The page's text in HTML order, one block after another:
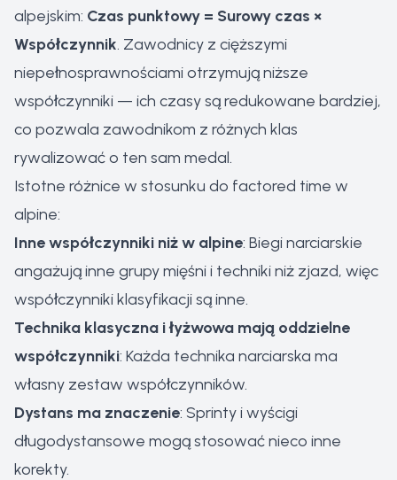
alpejskim: Czas punktowy = Surowy czas ×
Współczynnik. Zawodnicy z cięższymi
niepełnosprawnościami otrzymują niższe
współczynniki — ich czasy są redukowane bardziej,
co pozwala zawodnikom z różnych klas
rywalizować o ten sam medal.
Istotne różnice w stosunku do factored time w
alpine:
Inne współczynniki niż w alpine: Biegi narciarskie
angażują inne grupy mięśni i techniki niż zjazd, więc
współczynniki klasyfikacji są inne.
Technika klasyczna i łyżwowa mają oddzielne
współczynniki: Każda technika narciarska ma
własny zestaw współczynników.
Dystans ma znaczenie: Sprinty i wyścigi
długodystansowe mogą stosować nieco inne
korekty.